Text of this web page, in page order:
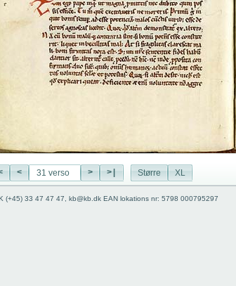
< > >| Større XL
33 47 47 47, kb@kb.dk EAN lokations nr: 5798 000795297